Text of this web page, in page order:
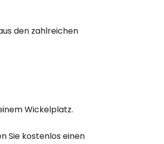
den zahlreichen
Wickelplatz.
Sie kostenlos einen